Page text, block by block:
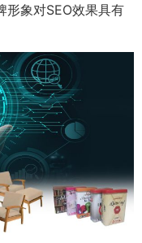
形象对SEO效果具有